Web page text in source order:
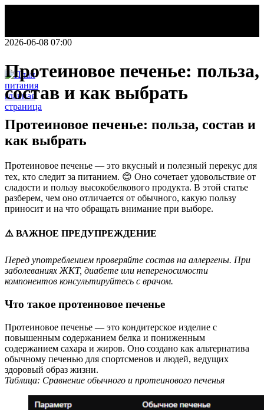
Делаем этот
мир легче!
План
питания
2026-06-08 07:00
Протеиновое печенье: польза,
состав и как выбрать
Протеиновое печенье: польза, состав и
как выбрать
Протеиновое печенье — это вкусный и полезный перекус для
тех, кто следит за питанием. 😊 Оно сочетает удовольствие от
сладости и пользу высокобелкового продукта. В этой статье
разберем, чем оно отличается от обычного, какую пользу
приносит и на что обращать внимание при выборе.
⚠️ ВАЖНОЕ ПРЕДУПРЕЖДЕНИЕ
Перед употреблением проверяйте состав на аллергены. При
заболеваниях ЖКТ, диабете или непереносимости
компонентов консультируйтесь с врачом.
Что такое протеиновое печенье
Протеиновое печенье — это кондитерское изделие с
повышенным содержанием белка и пониженным
содержанием сахара и жиров. Оно создано как альтернатива
обычному печенью для спортсменов и людей, ведущих
здоровый образ жизни.
Таблица: Сравнение обычного и протеинового печенья